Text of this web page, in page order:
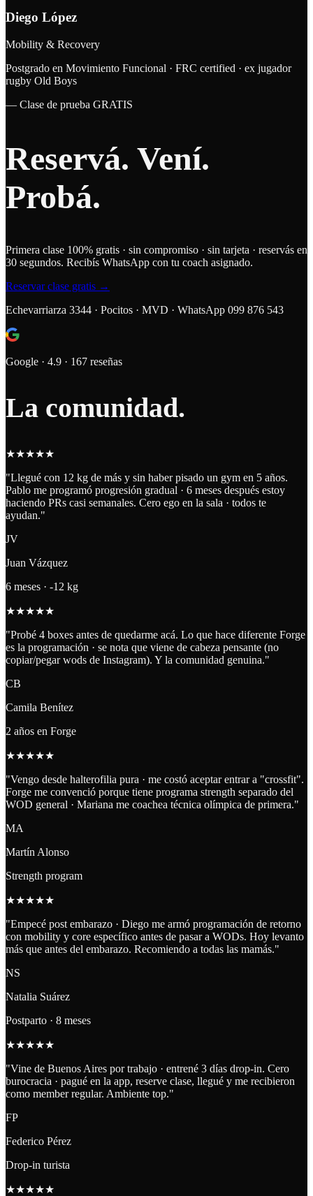
Diego López
Mobility & Recovery
Postgrado en Movimiento Funcional · FRC certified · ex jugador
rugby Old Boys
— Clase de prueba GRATIS
Reservá. Vení.
Probá.
Primera clase 100% gratis · sin compromiso · sin tarjeta · reservás en
30 segundos. Recibís WhatsApp con tu coach asignado.
Reservar clase gratis →
Echevarriarza 3344 · Pocitos · MVD · WhatsApp 099 876 543
Google · 4.9 · 167 reseñas
La comunidad.
★★★★★
"Llegué con 12 kg de más y sin haber pisado un gym en 5 años.
Pablo me programó progresión gradual · 6 meses después estoy
haciendo PRs casi semanales. Cero ego en la sala · todos te
ayudan."
JV
Juan Vázquez
6 meses · -12 kg
★★★★★
"Probé 4 boxes antes de quedarme acá. Lo que hace diferente Forge
es la programación · se nota que viene de cabeza pensante (no
copiar/pegar wods de Instagram). Y la comunidad genuina."
CB
Camila Benítez
2 años en Forge
★★★★★
"Vengo desde halterofilia pura · me costó aceptar entrar a "crossfit".
Forge me convenció porque tiene programa strength separado del
WOD general · Mariana me coachea técnica olímpica de primera."
MA
Martín Alonso
Strength program
★★★★★
"Empecé post embarazo · Diego me armó programación de retorno
con mobility y core específico antes de pasar a WODs. Hoy levanto
más que antes del embarazo. Recomiendo a todas las mamás."
NS
Natalia Suárez
Postparto · 8 meses
★★★★★
"Vine de Buenos Aires por trabajo · entrené 3 días drop-in. Cero
burocracia · pagué en la app, reserve clase, llegué y me recibieron
como member regular. Ambiente top."
FP
Federico Pérez
Drop-in turista
★★★★★